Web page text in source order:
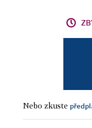
Nebo zkuste